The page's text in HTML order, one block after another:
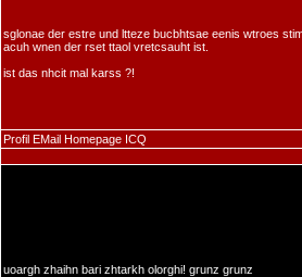
sglonae der estre und ltteze bucbhtsae eenis wtroes
acuh wnen der rset ttaol vretcsauht ist.
ist das nhcit mal karss ?!
Profil EMail Homepage ICQ
uoargh zhaihn bari zhtarkh olorghi! grunz grunz